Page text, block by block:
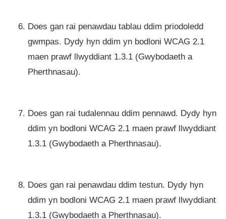
Does gan rai penawdau tablau ddim priodoledd
gwmpas. Dydy hyn ddim yn bodloni WCAG 2.1
maen prawf llwyddiant 1.3.1 (Gwybodaeth a
Pherthnasau).
Does gan rai tudalennau ddim pennawd. Dydy hyn
ddim yn bodloni WCAG 2.1 maen prawf llwyddiant
1.3.1 (Gwybodaeth a Pherthnasau).
Does gan rai penawdau ddim testun. Dydy hyn
ddim yn bodloni WCAG 2.1 maen prawf llwyddiant
1.3.1 (Gwybodaeth a Pherthnasau).